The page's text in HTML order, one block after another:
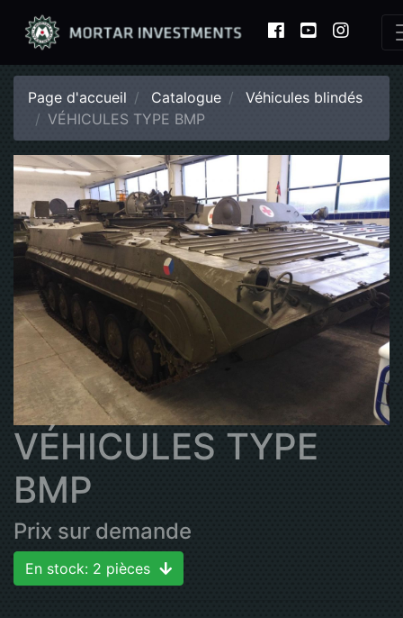
Page d'accueil Catalogue
Véhicules blindés
VÉHICULES TYPE BMP
VÉHICULES TYPE
BMP
Prix sur demande
En stock: 2 pièces